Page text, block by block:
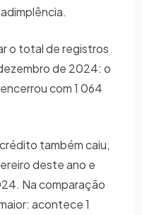
o total de registros
de 2024: o
com 1 064
também caiu,
deste ano e
Na comparação
acontece 1